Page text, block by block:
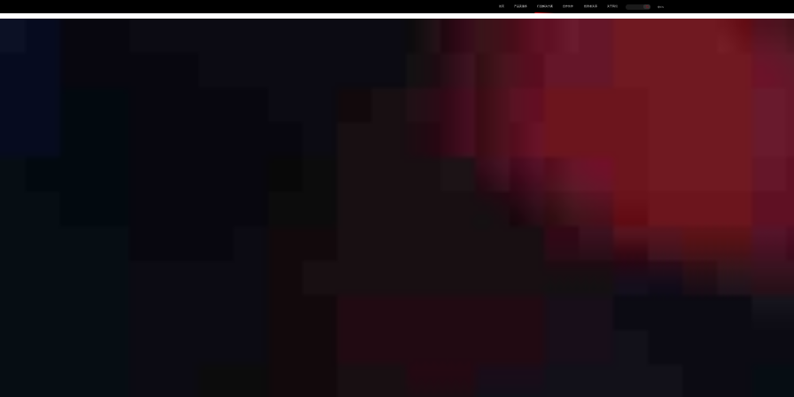
首页 产品及服务 行业解决方案 合作伙伴 投资者关系 关于我们 中EN